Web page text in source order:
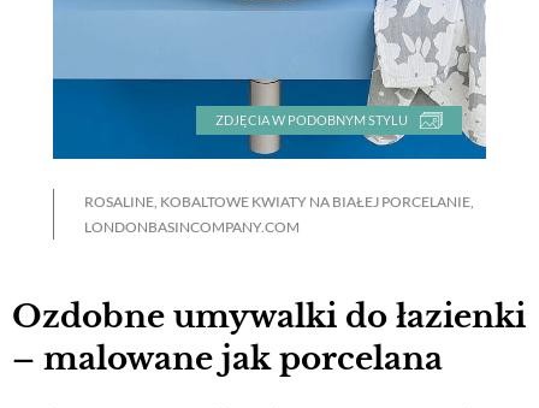
ZDJĘCIA W PODOBNYM STYLU
ROSALINE, KOBALTOWE KWIATY NA BIAŁEJ PORCELANIE,
LONDONBASINCOMPANY.COM
Ozdobne umywalki do łazienki
– malowane jak porcelana